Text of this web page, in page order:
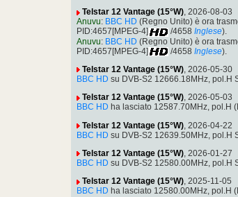
Telstar 12 Vantage (15°W), 2026-08-03
Anuvu: BBC HD (Regno Unito) è ora
PID:4657[MPEG-4]
/4658 Inglese).
Anuvu: BBC HD (Regno Unito) è ora
PID:4657[MPEG-4]
/4658 Inglese).
Telstar 12 Vantage (15°W), 2026-05-30
BBC HD su DVB-S2 12666.18MHz, pol.H
Telstar 12 Vantage (15°W), 2026-05-03
BBC HD ha lasciato 12587.70MHz, pol.H
Telstar 12 Vantage (15°W) , 2026-04-22
BBC HD su DVB-S2 12639.50MHz, pol.H
Telstar 12 Vantage (15°W), 2026-01-27
BBC HD su DVB-S2 12580.00MHz, pol.H
Telstar 12 Vantage (15°W), 2025-11-05
BBC HD ha lasciato 12580.00MHz, pol.H